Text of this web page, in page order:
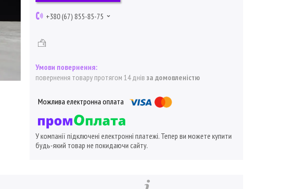
+380 (67) 855-85-75
повернення товару протягом 14 днів за домовленістю
У компанії підключені електронні платежі. Тепер ви можете купити
будь-який товар не покидаючи сайту.